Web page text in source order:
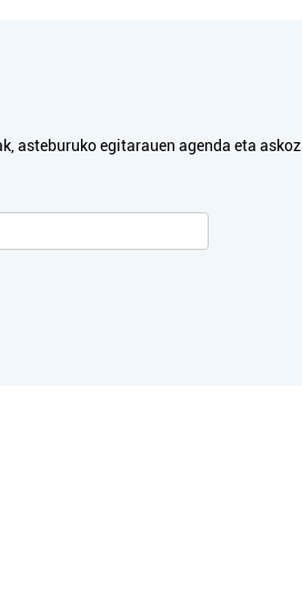
asteburuko egitarauen agenda eta askoz